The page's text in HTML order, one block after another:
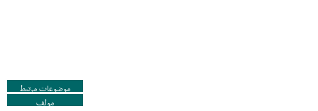
موضوعات مرتبط
مولف